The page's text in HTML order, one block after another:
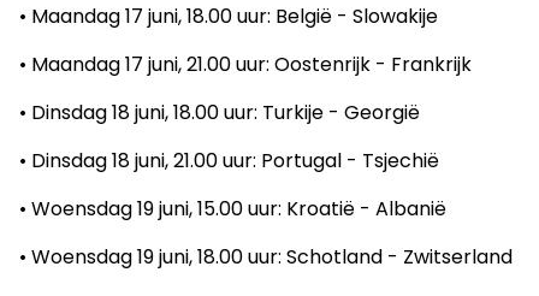
• Maandag 17 juni, 18.00 uur: België - Slowakije
• Maandag 17 juni, 21.00 uur: Oostenrijk - Frankrijk
• Dinsdag 18 juni, 18.00 uur: Turkije - Georgië
• Dinsdag 18 juni, 21.00 uur: Portugal - Tsjechië
• Woensdag 19 juni, 15.00 uur: Kroatië - Albanië
• Woensdag 19 juni, 18.00 uur: Schotland - Zwitserland